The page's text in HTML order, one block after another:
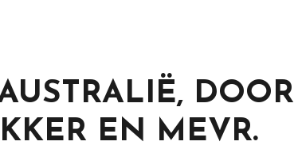
DOOR
EN MEVR.